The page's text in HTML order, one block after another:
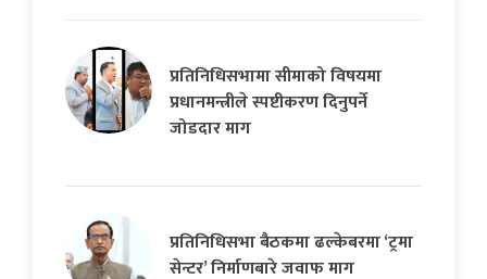
प्रतिनिधिसभामा सीमाको विषयमा
प्रधानमन्त्रीले स्पष्टीकरण दिनुपर्ने
जोडदार माग
प्रतिनिधिसभा बैठकमा ढल्केबरमा ‘ट्रमा
सेन्टर’ निर्माणबारे जवाफ माग